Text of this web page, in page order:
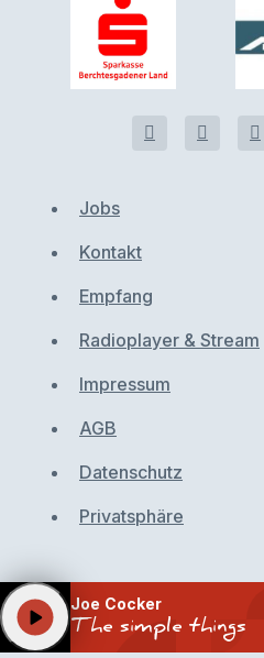
Jobs
Kontakt
Empfang
Radioplayer & Stream
Impressum
AGB
Datenschutz
Privatsphäre
Joe Cocker
The simple things
play_arrow